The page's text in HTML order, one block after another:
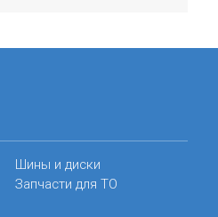
Шины и диски
Запчасти для ТО